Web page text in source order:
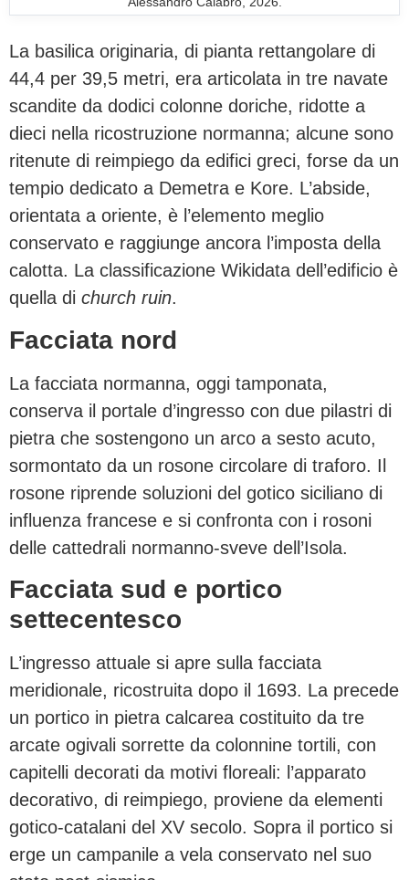
La basilica originaria, di pianta rettangolare di
44,4 per 39,5 metri, era articolata in tre navate
scandite da dodici colonne doriche, ridotte a
dieci nella ricostruzione normanna; alcune sono
ritenute di reimpiego da edifici greci, forse da un
tempio dedicato a Demetra e Kore. L’abside,
orientata a oriente, è l’elemento meglio
conservato e raggiunge ancora l’imposta della
calotta. La classificazione Wikidata dell’edificio è
quella di church ruin.
Facciata nord
La facciata normanna, oggi tamponata,
conserva il portale d’ingresso con due pilastri di
pietra che sostengono un arco a sesto acuto,
sormontato da un rosone circolare di traforo. Il
rosone riprende soluzioni del gotico siciliano di
influenza francese e si confronta con i rosoni
delle cattedrali normanno-sveve dell’Isola.
Facciata sud e portico
settecentesco
L’ingresso attuale si apre sulla facciata
meridionale, ricostruita dopo il 1693. La precede
un portico in pietra calcarea costituito da tre
arcate ogivali sorrette da colonnine tortili, con
capitelli decorati da motivi floreali: l’apparato
decorativo, di reimpiego, proviene da elementi
gotico-catalani del XV secolo. Sopra il portico si
erge un campanile a vela conservato nel suo